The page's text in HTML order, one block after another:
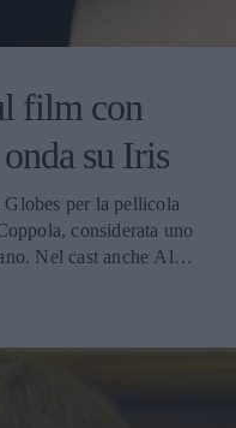
film con
su Iris
per la pellicola
considerata uno
Nel cast anche Al